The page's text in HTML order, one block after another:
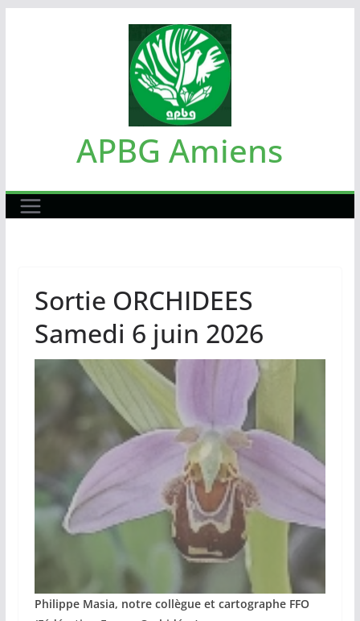
APBG Amiens
Sortie ORCHIDEES
Samedi 6 juin 2026
Philippe Masia, notre collègue et cartographe FFO